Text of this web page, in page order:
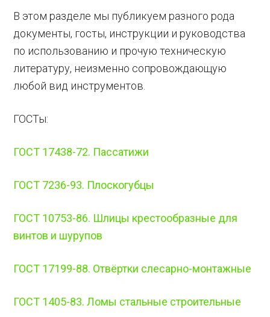
В этом разделе мы публикуем разного рода
документы, госты, инструкции и руководства
по использованию и прочую техническую
литературу, неизменно сопровождающую
любой вид инструментов.
ГОСТы:
ГОСТ 17438-72. Пассатижи
ГОСТ 7236-93. Плоскогубцы
ГОСТ 10753-86. Шлицы крестообразные для
винтов и шурупов
ГОСТ 17199-88. Отвёртки слесарно-монтажные
ГОСТ 1405-83. Ломы стальные строительные